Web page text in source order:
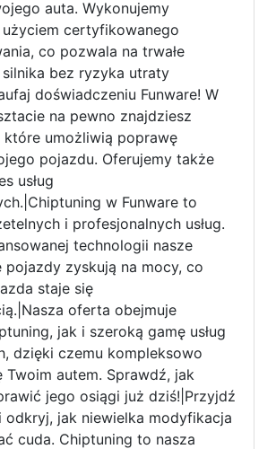
auta. Wykonujemy
certyfikowanego
co pozwala na trwałe
bez ryzyka utraty
doświadczeniu Funware! W
na pewno znajdziesz
które umożliwią poprawę
pojazdu. Oferujemy także
usług
w Funware to
i profesjonalnych usług.
technologii nasze
pojazdy zyskują na mocy, co
staje się
oferta obejmuje
jak i szeroką gamę usług
dzięki czemu kompleksowo
Twoim autem. Sprawdź, jak
jego osiągi już dziś!|Przyjdź
odkryj, jak niewielka modyfikacja
cuda. Chiptuning to nasza